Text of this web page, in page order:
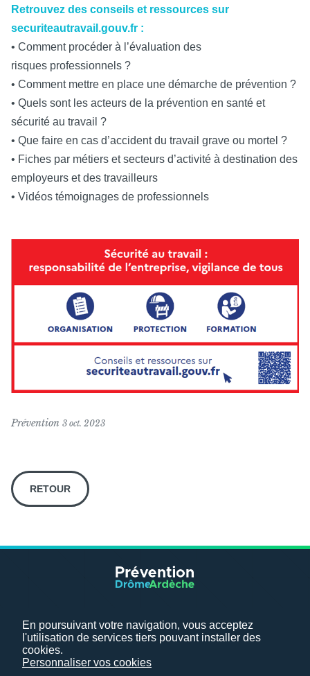
Retrouvez des conseils et ressources sur
securiteautravail.gouv.fr :
• Comment procéder à l’évaluation des
risques professionnels ?
• Comment mettre en place une démarche de prévention ?
• Quels sont les acteurs de la prévention en santé et
sécurité au travail ?
• Que faire en cas d’accident du travail grave ou mortel ?
• Fiches par métiers et secteurs d’activité à destination des
employeurs et des travailleurs
• Vidéos témoignages de professionnels
Prévention 3 oct. 2023
RETOUR
Politique de confidentialité
Pour toute question relative à la protection de vos données
personnelles, contactez notre DPO :
En poursuivant votre navigation, vous acceptez
l'utilisation de services tiers pouvant installer des
cookies.
Personnaliser vos cookies